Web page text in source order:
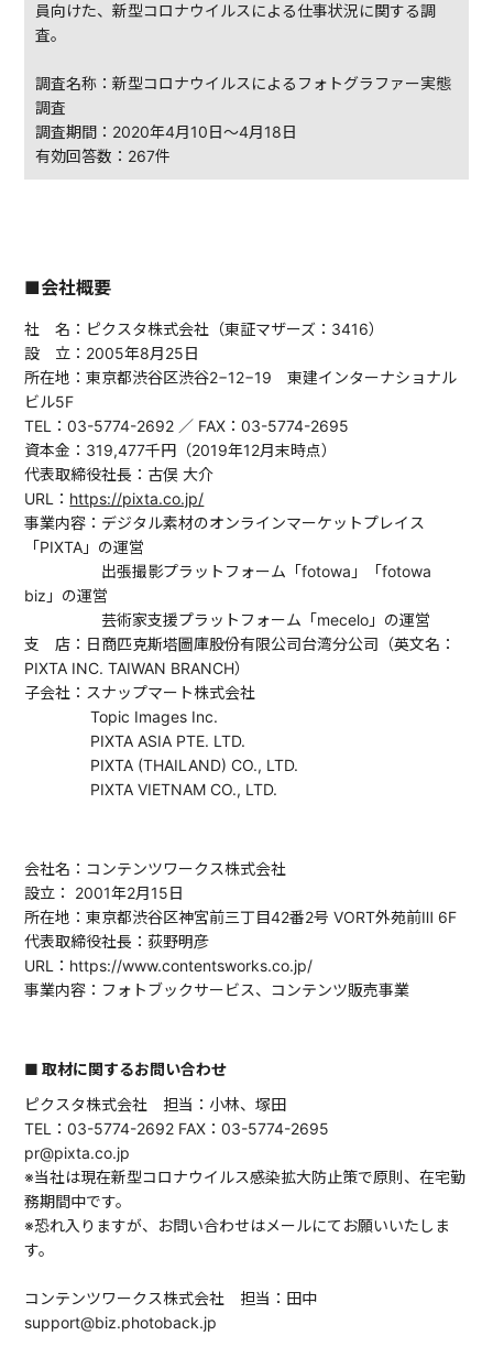
員向けた、新型コロナウイルスによる仕事状況に関する調
査。
調査名称：新型コロナウイルスによるフォトグラファー実態
調査
調査期間：2020年4月10日～4月18日
有効回答数：267件
■会社概要
社 名：ピクスタ株式会社（東証マザーズ：3416）
設 立：2005年8月25日
所在地：東京都渋谷区渋谷2−12−19 東建インターナショナル
ビル5F
TEL：03-5774-2692 ／ FAX：03-5774-2695
資本金：319,477千円（2019年12月末時点）
代表取締役社長：古俣 大介
URL： https://pixta.co.jp/
事業内容：デジタル素材のオンラインマーケットプレイス
「PIXTA」の運営
出張撮影プラットフォーム「fotowa」「fotowa
biz」の運営
芸術家支援プラットフォーム「mecelo」の運営
支 店：日商匹克斯塔圖庫股份有限公司台湾分公司（英文名：
PIXTA INC. TAIWAN BRANCH）
子会社：スナップマート株式会社
Topic Images Inc.
PIXTA ASIA PTE. LTD.
PIXTA (THAILAND) CO., LTD.
PIXTA VIETNAM CO., LTD.
会社名：コンテンツワークス株式会社
設立： 2001年2月15日
所在地：東京都渋谷区神宮前三丁目42番2号 VORT外苑前Ⅲ 6F
代表取締役社長：荻野明彦
URL：https://www.contentsworks.co.jp/
事業内容：フォトブックサービス、コンテンツ販売事業
■ 取材に関するお問い合わせ
ピクスタ株式会社 担当：小林、塚田
TEL：03-5774-2692 FAX：03-5774-2695
pr@pixta.co.jp
※当社は現在新型コロナウイルス感染拡大防止策で原則、在宅勤
務期間中です。
※恐れ入りますが、お問い合わせはメールにてお願いいたしま
す。
コンテンツワークス株式会社 担当：田中
support@biz.photoback.jp